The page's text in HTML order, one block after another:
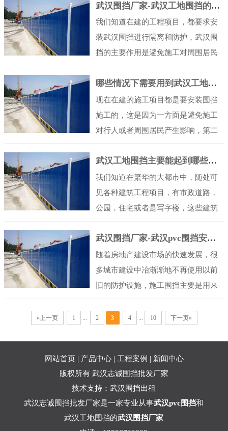
定，如果沾染灰尘等污物，只要使用
水管喷洗，就能使围挡重新清爽悦
目。即使是在围档积存了凝固物，也
不必担心，只要采用肥皂液轻轻拭擦
挡还是一种防火材料，达到难燃级标
准。能够有效延缓火势的蔓延。减少
人身和财产的损失。所以在日常生活
中我们...
武汉围挡厂家-武汉工地围挡的施工流程是怎么样的
我们知道在建的工程项目，都要求安
装武汉围挡进行隔离和防护，武汉围
挡的主要作用是避免施工对周围居民
是非常有必要的，那么武汉工地围挡
的施工流程是怎么样的呢？ 一、施工
准备工作设计图纸和施工方案的确
认：武汉工地围挡的施工前，需要对
和确认，确保对工程的各项要求和标
准有充分的理解和掌握。施工场地的
清理和整备：在施工前，应对施工现
场进行清理和...
哪些情况下需要用到武汉工地围挡
现在在建的施工项目都是要安装围挡
施工的，这是因为一方面是避免施工
对行人或者周围居民产生影响，第二
脏乱不堪，那么除了建筑施工的时候
会用到武汉工地围挡外，哪些情况下
需要用到武汉工地围挡？ 一，城市建
设城市建设是工地围挡的主要应用场
挡除了确保施工安全外，还可以维护
周边交通秩序、保障市容市貌，防止
灰尘、噪音等对市民的影响。 ...
武汉工地围挡主要能起到哪些方面的作用
我们知道在繁华的大都市中，随处可
见各种建筑工程项目，有市政道路，
公园，住宅或者是写字楼，这些建筑
洁，都是要安装武汉工地围挡的，那
么武汉工地围挡主要起到哪些方面的
作用呢？ 武汉工地围挡主要能起到以
下几个方面的作用： 1. 安全保护：工
来，防止非工作人员进入危险区域，
武汉围挡厂家-武汉pvc围挡安装不牢固的原因有哪些
随着房地产建设市场的快速发展，很
多城市建设中冶渐渐地不再使用以前
旧的防护设施，施工围挡主要是用来
安全，现在较常用的是工地PVC围
程中，有些武汉pvc围挡安装非常不牢
固，很那么武汉pvc围挡安装不牢固的
原因有哪些？ （一）部分厂家和施工
单位在安装PVC围挡为了节省材料，
并且一些...
«上一页 1 ... 2 3 4 ... 10 下一页»
网站首页| 产品中心| 工程案例 | 新闻中心
版权所有 武汉志诚围挡批发厂家
技术支持：武汉围挡出租
武汉志诚围挡批发厂家是一家专业从事武汉pvc围挡和
武汉工地围挡的武汉围挡厂家